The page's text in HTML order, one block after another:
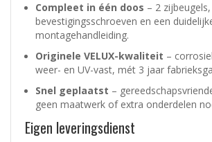
Compleet in één doos – 2 zijbeugels,
bevestigingsschroeven en een
montagehandleiding.
Originele VELUX-kwaliteit –
weer- en UV-vast, mét 3 jaar
Snel geplaatst –
geen maatwerk of extra onderdelen
Eigen leveringsdienst